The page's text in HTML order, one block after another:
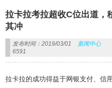
拉卡拉考拉超收C位出道，
其冲
发布时间：2019/03/01 新闻中心
6591
拉卡拉的成功得益于网银支付、信